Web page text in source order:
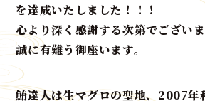
を達成いたしました！！！
心より深く感謝する次第でございま
誠に有難う御座います。
鮪達人は生マグロの聖地、2007年